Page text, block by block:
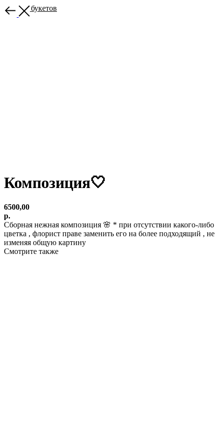
Больше букетов
Композиция🤍
6500,00
р.
Сборная нежная композиция 🌸 * при отсутствии какого-либо
цветка , флорист праве заменить его на более подходящий , не
изменяя общую картину
Смотрите также